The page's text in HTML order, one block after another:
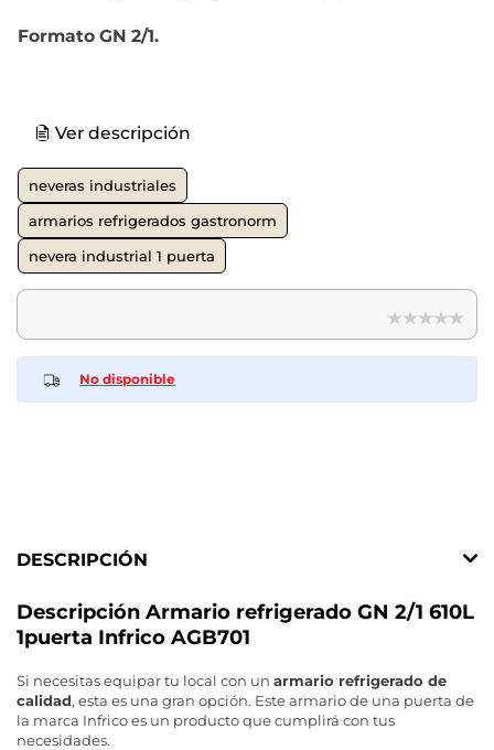
Formato GN 2/1.
Ver descripción
neveras industriales
armarios refrigerados gastronorm
nevera industrial 1 puerta
No disponible
DESCRIPCIÓN
Descripción Armario refrigerado GN 2/1 610L
1puerta Infrico AGB701
Si necesitas equipar tu local con un armario refrigerado de
calidad, esta es una gran opción. Este armario de una puerta de
la marca Infrico es un producto que cumplirá con tus
necesidades.